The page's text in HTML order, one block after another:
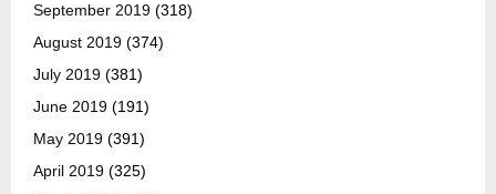
September 2019 (318)
August 2019 (374)
July 2019 (381)
June 2019 (191)
May 2019 (391)
April 2019 (325)